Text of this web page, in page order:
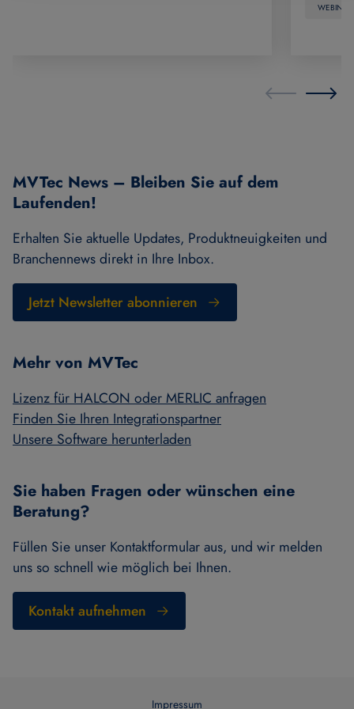
WEBINAR
MVTec News – Bleiben Sie auf dem
Laufenden!
Erhalten Sie aktuelle Updates, Produktneuigkeiten und
Branchennews direkt in Ihre Inbox.
Jetzt Newsletter abonnieren
Mehr von MVTec
Lizenz für HALCON oder MERLIC anfragen
Finden Sie Ihren Integrationspartner
Unsere Software herunterladen
Sie haben Fragen oder wünschen eine
Beratung?
Füllen Sie unser Kontaktformular aus, und wir melden
uns so schnell wie möglich bei Ihnen.
Kontakt aufnehmen
Impressum